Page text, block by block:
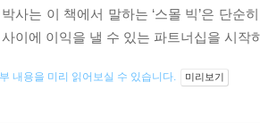
사는 이 책에서 말하는 ‘스몰 빅’은 단
이에 이익을 낼 수 있는 파트너십을 시작
내용을 미리 읽어보실 수 있습니다. 미리보기